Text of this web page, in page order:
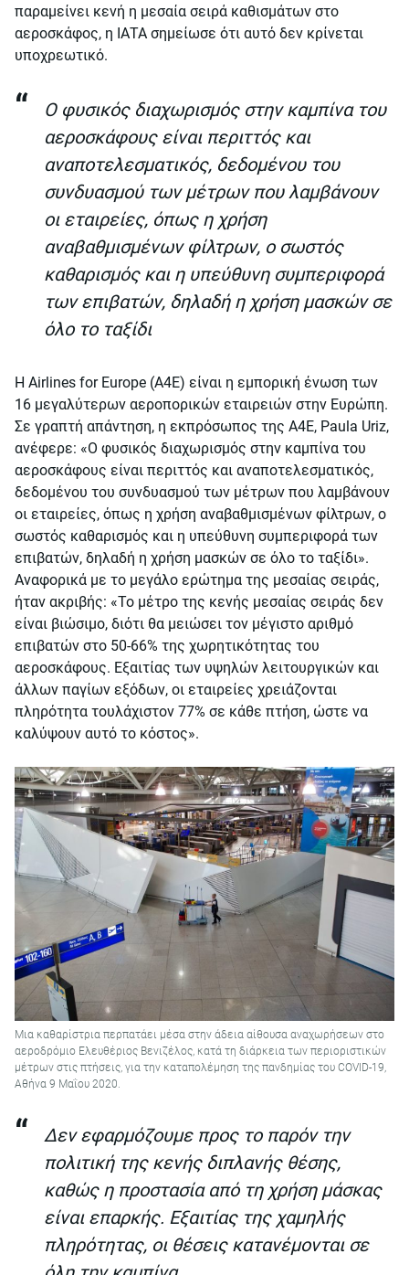
παραμείνει κενή η μεσαία σειρά καθισμάτων στο
αεροσκάφος, η ΙΑΤΑ σημείωσε ότι αυτό δεν κρίνεται
υποχρεωτικό.
Ο φυσικός διαχωρισμός στην καμπίνα του
αεροσκάφους είναι περιττός και
αναποτελεσματικός, δεδομένου του
συνδυασμού των μέτρων που λαμβάνουν
οι εταιρείες, όπως η χρήση
αναβαθμισμένων φίλτρων, ο σωστός
καθαρισμός και η υπεύθυνη συμπεριφορά
των επιβατών, δηλαδή η χρήση μασκών σε
όλο το ταξίδι
Η Airlines for Europe (A4E) είναι η εμπορική ένωση των
16 μεγαλύτερων αεροπορικών εταιρειών στην Ευρώπη.
Σε γραπτή απάντηση, η εκπρόσωπος της A4E, Paula Uriz,
ανέφερε: «Ο φυσικός διαχωρισμός στην καμπίνα του
αεροσκάφους είναι περιττός και αναποτελεσματικός,
δεδομένου του συνδυασμού των μέτρων που λαμβάνουν
οι εταιρείες, όπως η χρήση αναβαθμισμένων φίλτρων, ο
σωστός καθαρισμός και η υπεύθυνη συμπεριφορά των
επιβατών, δηλαδή η χρήση μασκών σε όλο το ταξίδι».
Αναφορικά με το μεγάλο ερώτημα της μεσαίας σειράς,
ήταν ακριβής: «Το μέτρο της κενής μεσαίας σειράς δεν
είναι βιώσιμο, διότι θα μειώσει τον μέγιστο αριθμό
επιβατών στο 50-66% της χωρητικότητας του
αεροσκάφους. Εξαιτίας των υψηλών λειτουργικών και
άλλων παγίων εξόδων, οι εταιρείες χρειάζονται
πληρότητα τουλάχιστον 77% σε κάθε πτήση, ώστε να
καλύψουν αυτό το κόστος».
Μια καθαρίστρια περπατάει μέσα στην άδεια αίθουσα αναχωρήσεων στο
αεροδρόμιο Ελευθέριος Βενιζέλος, κατά τη διάρκεια των περιοριστικών
μέτρων στις πτήσεις, για την καταπολέμηση της πανδημίας του COVID-19,
Αθήνα 9 Μαΐου 2020.
Δεν εφαρμόζουμε προς το παρόν την
πολιτική της κενής διπλανής θέσης,
καθώς η προστασία από τη χρήση μάσκας
είναι επαρκής. Εξαιτίας της χαμηλής
πληρότητας, οι θέσεις κατανέμονται σε